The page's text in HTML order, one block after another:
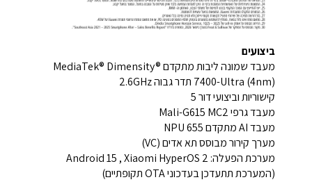
ביצועים
מעבד שמונה ליבות מתקדם MediaTek® Dimensity®
7400-Ultra (4nm) תדר גבוה 2.6GHz
קישוריות וביצועי דור 5
מעבד גרפי Mali-G615 MC2
מעבד AI מתקדם NPU 655
מערך קירור מבוסס תא אדים (VC)
מערכת הפעלה: Android 15 , Xiaomi HyperOS 2
(המערכת תתעדכן בעדכוני OTA תקופתיים)